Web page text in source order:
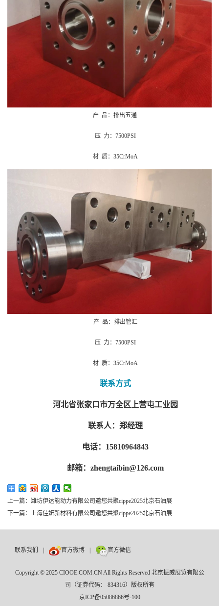
产 品：排出五通
压 力：7500PSI
材 质：35CrMoA
产 品：排出管汇
压 力：7500PSI
材 质：35CrMoA
联系方式
河北省张家口市万全区上营屯工业园
联系人：郑经理
电话：15810964843
邮箱：zhengtaibin@126.com
上一篇：潍坊伊达能动力有限公司邀您共聚cippe2025北京石油展
下一篇：上海佳妍新材料有限公司邀您共聚cippe2025北京石油展
联系我们 | 官方微博 | 官方微信
Copyright © 2025 CIOOE.COM.CN All Rights Reserved 北京振威展览有限公
司（证券代码： 834316）版权所有
京ICP备05086866号-100